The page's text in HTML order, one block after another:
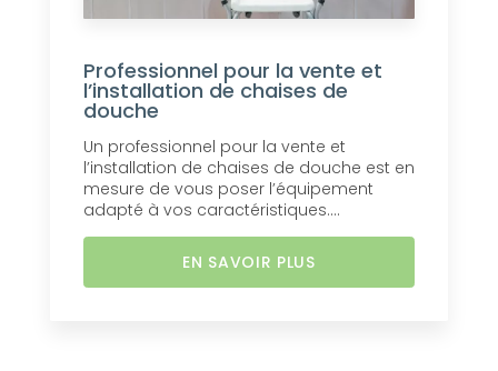
Professionnel pour la vente et
l’installation de chaises de
douche
Un professionnel pour la vente et
l’installation de chaises de douche est en
mesure de vous poser l’équipement
adapté à vos caractéristiques....
EN SAVOIR PLUS